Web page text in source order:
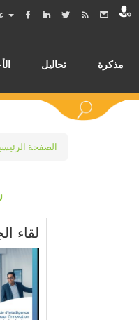
تحاليل مذكرة
الصفحة
لقاء